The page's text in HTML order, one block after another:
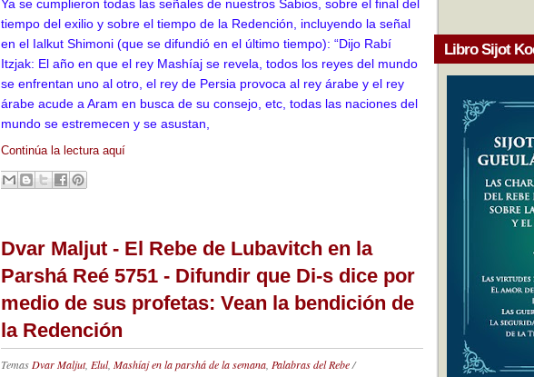
Ya se cumplieron todas las señales de nuestros Sabios, sobre el final del
tiempo del exilio y sobre el tiempo de la Redención, incluyendo la señal
en el Ialkut Shimoni (que se difundió en el último tiempo): “Dijo Rabí
Itzjak: El año en que el rey Mashíaj se revela, todos los reyes del mundo
se enfrentan uno al otro, el rey de Persia provoca al rey árabe y el rey
árabe acude a Aram en busca de su consejo, etc, todas las naciones del
mundo se estremecen y se asustan,
Continúa la lectura aquí
Dvar Maljut - El Rebe de Lubavitch en la
Parshá Reé 5751 - Difundir que Di-s dice por
medio de sus profetas: Vean la bendición de
la Redención
Temas Dvar Maljut, Elul, Mashíaj en la parshá de la semana Palabras del Rebe/
Libro Sijot